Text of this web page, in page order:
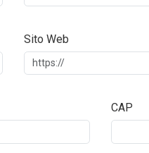
Sito Web
CAP